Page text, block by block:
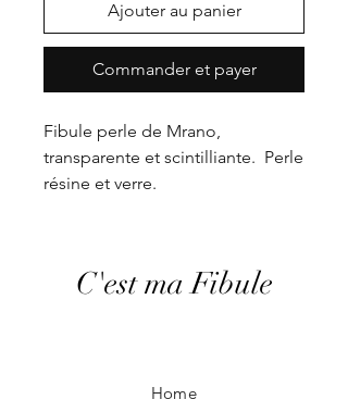
Ajouter au panier
Commander et payer
Fibule perle de Mrano,
transparente et scintilliante. Perle
résine et verre.
C'est ma Fibule
Home